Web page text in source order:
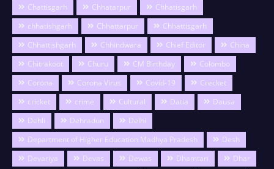
Chattisgarh
Chhatarpur
Chhatisgarh
chhatishgarh
Chhattarpur
Chhattisgarh
Chhattishgarh
Chhindwara Chief Editor
China
Chitrakoot
Churu CM Birthday
Colombo
Corona
Corona Virus Covid-19
Crecket
cricket
crime Cultural Datia
Dausa
Dehli
Dehradun
Delhi
Department of Higher Education Madhya Pradesh
Desh
Devariya
Devas Dewas Dhamtari
Dhar